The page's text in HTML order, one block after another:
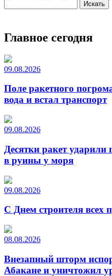
Главное сегодня
09.08.2026
Поле ракетного
вода и встал транспорт
09.08.2026
Десятки ракет ударили
в руины у моря
09.08.2026
С Днем строителя всех
08.08.2026
Внезапный шторм
Абакане и уничтожил